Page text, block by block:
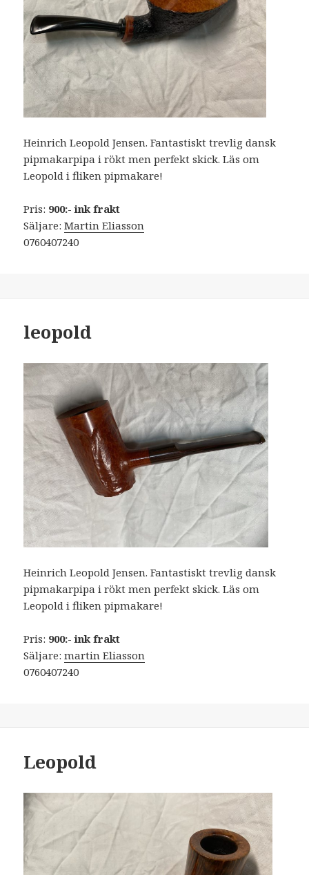
Heinrich Leopold Jensen. Fantastiskt trevlig dansk
pipmakarpipa i rökt men perfekt skick. Läs om
Leopold i fliken pipmakare!
Pris: 900:- ink frakt
Säljare:Martin Eliasson
0760407240
leopold
Heinrich Leopold Jensen. Fantastiskt trevlig dansk
pipmakarpipa i rökt men perfekt skick. Läs om
Leopold i fliken pipmakare!
Pris: 900:- ink frakt
Säljare:martin Eliasson
0760407240
Leopold